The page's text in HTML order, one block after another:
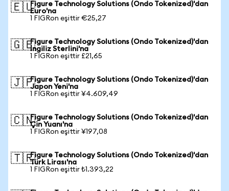
🇪🇺Figure Technology Solutions (Ondo Tokenized)'dan
Euro'na
1 FIGRon eşittir €25,27
🇬🇧Figure Technology Solutions (Ondo Tokenized)'dan
İngiliz Sterlini'na
1 FIGRon eşittir £21,65
🇯🇵Figure Technology Solutions (Ondo Tokenized)'dan
Japon Yeni'na
1 FIGRon eşittir ¥4.609,49
🇨🇳Figure Technology Solutions (Ondo Tokenized)'dan
Çin Yuanı'na
1 FIGRon eşittir ¥197,08
🇹🇷Figure Technology Solutions (Ondo Tokenized)'dan
Türk Lirası'na
1 FIGRon eşittir ₺1.393,22